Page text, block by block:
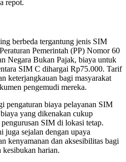
repot.
berbeda tergantung jenis SIM
Pemerintah (PP) Nomor 60
Negara Bukan Pajak, biaya untuk
SIM C dihargai Rp75.000. Tarif
keterjangkauan bagi masyarakat
pengemudi mereka.
pengaturan biaya pelayanan SIM
yang dikenakan cukup
SIM di lokasi tetap.
juga sejalan dengan upaya
kenyamanan dan aksesibilitas bagi
kesibukan harian.